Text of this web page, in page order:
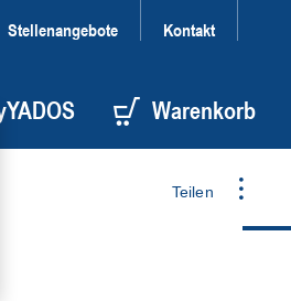
Stellenangebote Kontakt
Warenkorb
Teilen